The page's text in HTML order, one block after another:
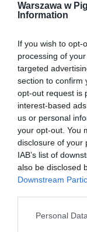
Warszawa w
Information
If you wish to opt-
processing of
targeted
section to confirm
opt-out request is
interest-based
us or personal
your opt-out. You
disclosure of your
IAB’s list of
also be disclosed
Downstream
Personal